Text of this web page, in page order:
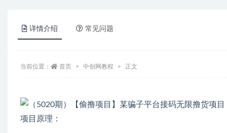
详情介绍 常见问题
当前位置： 首页 中创网教程 正文
项目原理：